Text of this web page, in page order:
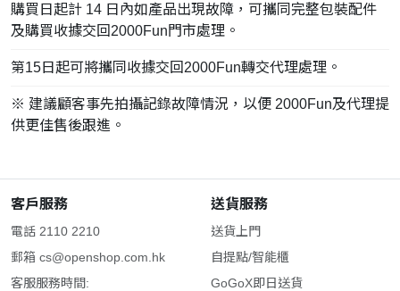
購買日起計 14 日內如產品出現故障，可攜同完整包裝配件
及購買收據交回2000Fun門市處理。
第15日起可將攜同收據交回2000Fun轉交代理處理。
※ 建議顧客事先拍攝記錄故障情況，以便 2000Fun及代理提
供更佳售後跟進。
客戶服務
電話 2110 2210
郵箱 cs@openshop.com.hk
客服服務時間:
送貨服務
送貨上門
自提點/智能櫃
GoGoX即日送貨